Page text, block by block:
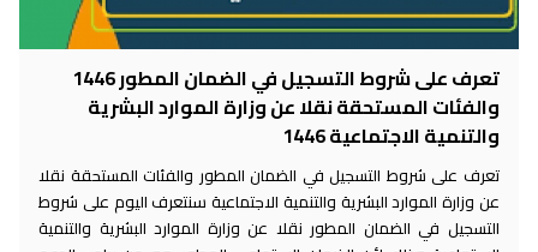
تعرف على شروط التسجيل في الضمان المطور 1446
والفئات المستحقة نقلا عن وزارة الموارد البشرية
والتنمية الاجتماعية 1446
تعرف على شروط التسجيل في الضمان المطور والفئات المستحقة نقلا
عن وزارة الموارد البشرية والتنمية الاجتماعية سنتعرف اليوم على شروط
التسجيل في الضمان المطور نقلا عن وزارة الموارد البشرية والتنمية